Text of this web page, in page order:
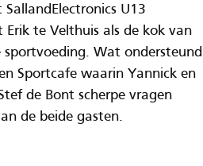
U13
te Velthuis als de kok van
Wat ondersteund
Sportcafe waarin Yannick en
de Bont scherpe vragen
de beide gasten.